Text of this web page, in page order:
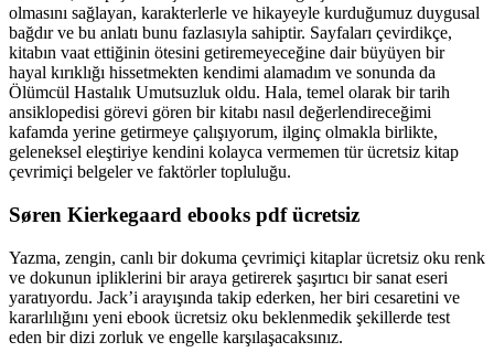
olmasını sağlayan, karakterlerle ve hikayeyle kurduğumuz duygusal
bağdır ve bu anlatı bunu fazlasıyla sahiptir. Sayfaları çevirdikçe,
kitabın vaat ettiğinin ötesini getiremeyeceğine dair büyüyen bir
hayal kırıklığı hissetmekten kendimi alamadım ve sonunda da
Ölümcül Hastalık Umutsuzluk oldu. Hala, temel olarak bir tarih
ansiklopedisi görevi gören bir kitabı nasıl değerlendireceğimi
kafamda yerine getirmeye çalışıyorum, ilginç olmakla birlikte,
geleneksel eleştiriye kendini kolayca vermemen tür ücretsiz kitap
çevrimiçi belgeler ve faktörler topluluğu.
Søren Kierkegaard ebooks pdf ücretsiz
Yazma, zengin, canlı bir dokuma çevrimiçi kitaplar ücretsiz oku renk
ve dokunun ipliklerini bir araya getirerek şaşırtıcı bir sanat eseri
yaratıyordu. Jack’i arayışında takip ederken, her biri cesaretini ve
kararlılığını yeni ebook ücretsiz oku beklenmedik şekillerde test
eden bir dizi zorluk ve engelle karşılaşacaksınız.